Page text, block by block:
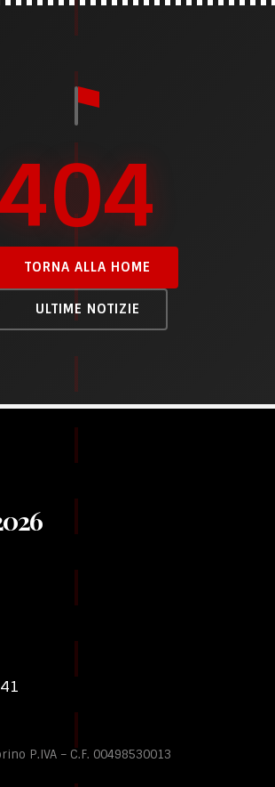
TORNA ALLA HOME
ULTIME NOTIZIE
P.IVA – C.F. 00498530013